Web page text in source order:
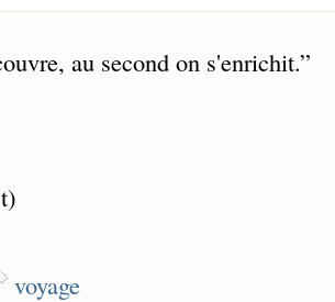
au second on s'enrichit.”
voyage